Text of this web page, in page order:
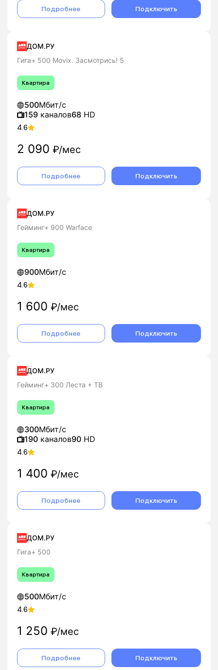
Подробнее Подключить
ДОМ.РУ
Гига+ 500 Movix. Засмотрись! 5
Квартира
500Мбит/с
159 каналов68 HD
4.6
2 090 ₽/мес
Подробнее Подключить
ДОМ.РУ
Гейминг+ 900 Warface
Квартира
900Мбит/с
4.6
1 600 ₽/мес
Подробнее Подключить
ДОМ.РУ
Гейминг+ 300 Леста + ТВ
Квартира
300Мбит/с
190 каналов90 HD
4.6
1 400 ₽/мес
Подробнее Подключить
ДОМ.РУ
Гига+ 500
Квартира
500Мбит/с
4.6
1 250 ₽/мес
Подробнее Подключить